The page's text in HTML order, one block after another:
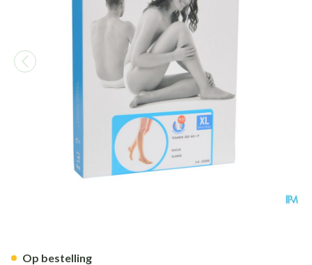
Op bestelling